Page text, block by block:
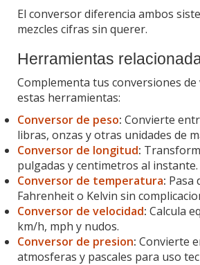
El conversor diferencia ambos
mezcles cifras sin querer.
Herramientas
Complementa tus conversiones
estas herramientas:
Conversor de peso: Convierte
libras, onzas y otras unidades de
Conversor de longitud:
pulgadas y centimetros al instante.
Conversor de temperatura: Pasa
Fahrenheit o Kelvin sin
Conversor de velocidad: Calcula
km/h, mph y nudos.
Conversor de presion: Convierte
atmosferas y pascales para uso